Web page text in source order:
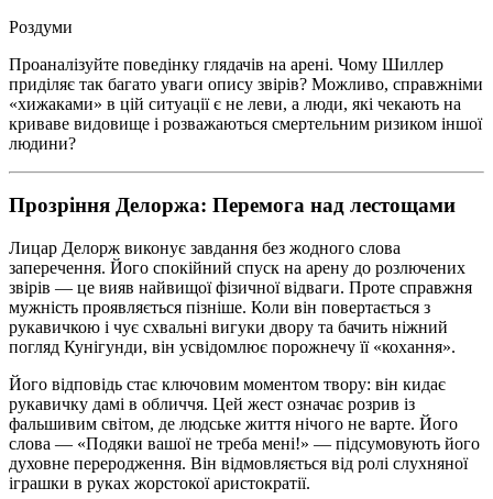
Роздуми
Проаналізуйте поведінку глядачів на арені. Чому Шиллер
приділяє так багато уваги опису звірів? Можливо, справжніми
«хижаками» в цій ситуації є не леви, а люди, які чекають на
криваве видовище і розважаються смертельним ризиком іншої
людини?
Прозріння Делоржа: Перемога над лестощами
Лицар Делорж виконує завдання без жодного слова
заперечення. Його спокійний спуск на арену до розлючених
звірів — це вияв найвищої фізичної відваги. Проте справжня
мужність проявляється пізніше. Коли він повертається з
рукавичкою і чує схвальні вигуки двору та бачить ніжний
погляд Кунігунди, він усвідомлює порожнечу її «кохання».
Його відповідь стає ключовим моментом твору: він кидає
рукавичку дамі в обличчя. Цей жест означає розрив із
фальшивим світом, де людське життя нічого не варте. Його
слова — «Подяки вашої не треба мені!» — підсумовують його
духовне переродження. Він відмовляється від ролі слухняної
іграшки в руках жорстокої аристократії.